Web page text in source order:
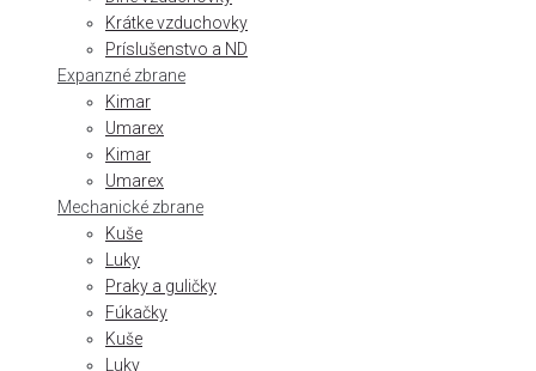
Krátke vzduchovky
Príslušenstvo a ND
Expanzné zbrane
Kimar
Umarex
Kimar
Umarex
Mechanické zbrane
Kuše
Luky
Praky a guličky
Fúkačky
Kuše
Luky